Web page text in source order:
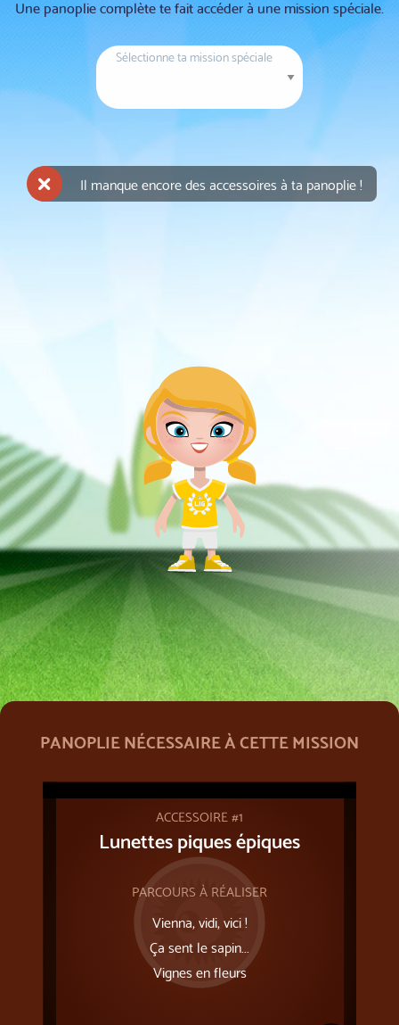
Une panoplie complète te fait accéder à une mission spéciale.
Sélectionne ta mission spéciale
Il manque encore des accessoires à ta panoplie !
PANOPLIE NÉCESSAIRE À CETTE MISSION
ACCESSOIRE #1
Lunettes piques épiques
PARCOURS À RÉALISER
Vienna, vidi, vici !
Ça sent le sapin...
Vignes en fleurs